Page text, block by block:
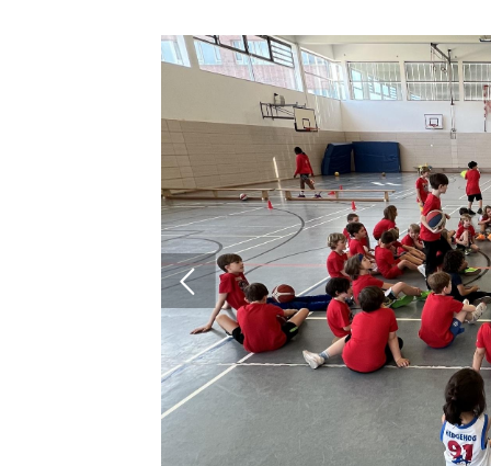
QUICKLINKS
Sportangebote finden
Unser Sportangebot
Ausfälle und Vertretungen